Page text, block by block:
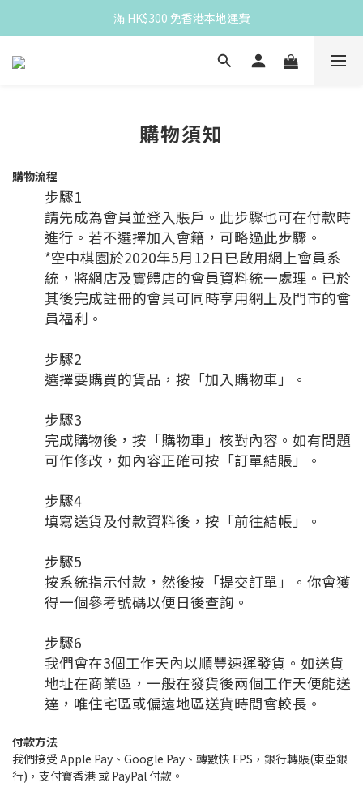
滿 HK$300 免香港本地運費
滿 HK$300 免香港本地運費
Spend HK$300 for free HK local delivery
購物須知
購物流程
步驟1
請先成為會員並登入賬戶。此步驟也可在付款時
進行。若不選擇加入會籍，可略過此步驟。
*空中棋園於2020年5月 12日已啟用網上會員系
統，將網店及實體店的會員資料統一處理。已於
其後完成註冊的會員可同時享用網上及門市的會
員福利。
步驟2
選擇要購買的貨品，按「加入購物車」。
步驟3
完成購物後，按「購物車」核對內容。如有問題
可作修改 ， 如內容正確可按「訂單結賬」。
步驟4
填寫送貨及付款資料後，按「前往結帳」。
步驟5
按系統指示付款， 然後按「提交訂單」。你會獲
得一個參考號碼以便日後查詢 。
步驟6
我們會在3個工作天內以順豐速運發貨。如送貨
地址在商業區，一般在發貨後兩個工作天便能送
達，唯住宅區或偏遠地區送貨時間會較長。
付款方法
我們接受 Apple Pay、Google Pay、轉數快 FPS，銀行轉賬(東亞銀
行)，支付寶香港 或 PayPal 付款。